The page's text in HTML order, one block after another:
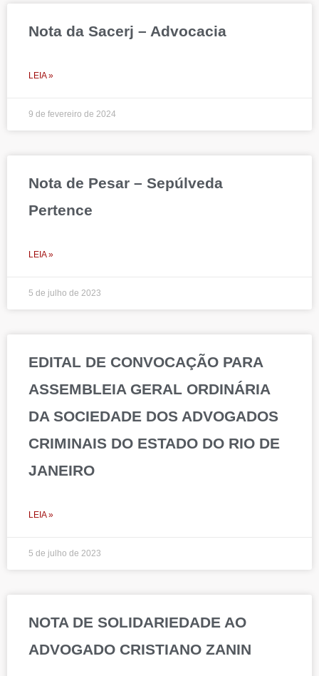
Nota da Sacerj – Advocacia
LEIA »
9 de fevereiro de 2024
Nota de Pesar – Sepúlveda
Pertence
LEIA »
5 de julho de 2023
EDITAL DE CONVOCAÇÃO PARA
ASSEMBLEIA GERAL ORDINÁRIA
DA SOCIEDADE DOS ADVOGADOS
CRIMINAIS DO ESTADO DO RIO DE
JANEIRO
LEIA »
5 de julho de 2023
NOTA DE SOLIDARIEDADE AO
ADVOGADO CRISTIANO ZANIN